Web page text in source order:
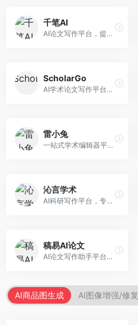
千笔AI
AI论文写作平台，提供无限改稿服务。面向高校学生和学术研究者，支持论文选题、大纲生成、内容撰写、查重修改等全流程服务，改稿次数不限，服务质量有保障。
ScholarGo
AI学术论文写作平台，专注于理工科领域的逻辑构建。面向理工科研究生和科研工作者，提供公式编辑、数据分析、论文结构优化等服务，理工科写作逻辑严谨。
雷小兔
一站式学术编辑器平台，覆盖论文写作全流程。面向高校学生和科研人员，提供选题分析、文献检索、论文生成、查重降重等服务，操作流程清晰，学术写作效率显著提升。
沁言学术
AI科研写作平台，专注于学术研究辅助。面向研究生和科研工作者，提供文献分析、研究方法指导、论文撰写等服务，学术资源丰富，研究支持全面。
稿易AI论文
AI论文写作助手平台，提供智能化学术写作支持。面向高校学生，支持多种论文类型生成，提供参考文献管理和格式规范服务，操作流程简单。
AI商品图生成 AI图像增强/修复